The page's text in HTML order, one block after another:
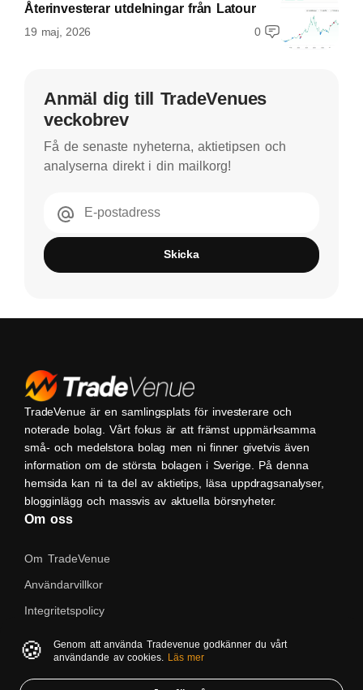
Återinvesterar utdelningar från Latour
19 maj, 2026 0
Anmäl dig till TradeVenues
veckobrev
Få de senaste nyheterna, aktietipsen och
analyserna direkt i din mailkorg!
E-postadress
Skicka
TradeVenue är en samlingsplats för investerare och
noterade bolag. Vårt fokus är att främst uppmärksamma
små- och medelstora bolag men ni finner givetvis även
information om de största bolagen i Sverige. På denna
hemsida kan ni ta del av aktietips, läsa uppdragsanalyser,
blogginlägg och massvis av aktuella börsnyheter.
Om oss
Om TradeVenue
Användarvillkor
Integritetspolicy
Native
🍪
Genom att använda Tradevenue godkänner du vårt
användande av cookies. Läs mer